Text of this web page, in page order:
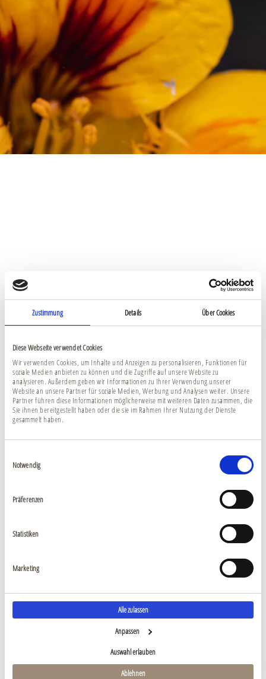
Zustimmung Details Über Cookies
Diese Webseite verwendet Cookies
Wir verwenden Cookies, um Inhalte und Anzeigen zu personalisieren, Funktionen für
soziale Medien anbieten zu können und die Zugriffe auf unsere Website zu
analysieren. Außerdem geben wir Informationen zu Ihrer Verwendung unserer
Website an unsere Partner für soziale Medien, Werbung und Analysen weiter. Unsere
Partner führen diese Informationen möglicherweise mit weiteren Daten zusammen, die
Sie ihnen bereitgestellt haben oder die sie im Rahmen Ihrer Nutzung der Dienste
gesammelt haben.
Notwendig
Präferenzen
Statistiken
Marketing
Alle zulassen
Anpassen
Auswahl erlauben
Ablehnen